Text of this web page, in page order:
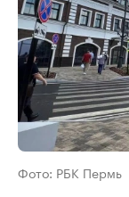
Фото: РБК Пермь